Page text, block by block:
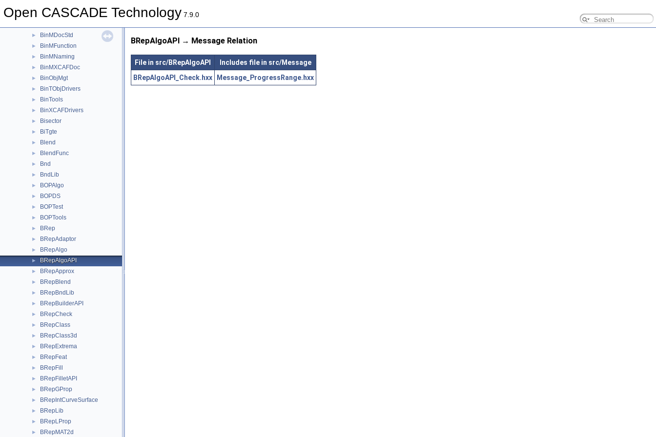
Open CASCADE Technology 7.9.0
► BinMDataXtd
► BinMDocStd
► BinMFunction
► BinMNaming
► BinMXCAFDoc
► BinObjMgt
► BinTObjDrivers
► BinTools
► BinXCAFDrivers
► Bisector
► BiTgte
► Blend
► BlendFunc
► Bnd
► BndLib
► BOPAlgo
► BOPDS
► BOPTest
► BOPTools
► BRep
► BRepAdaptor
► BRepAlgo
► BRepAlgoAPI
► BRepApprox
► BRepBlend
► BRepBndLib
► BRepBuilderAPI
► BRepCheck
► BRepClass
► BRepClass3d
► BRepExtrema
► BRepFeat
► BRepFill
► BRepFilletAPI
► BRepGProp
► BRepIntCurveSurface
► BRepLib
► BRepLProp
► BRepMAT2d
BRepAlgoAPI → Message Relation
File in src/BRepAlgoAPI
Includes file in src/Message
BRepAlgoAPI_Check.hxx
Message_ProgressRange.hxx